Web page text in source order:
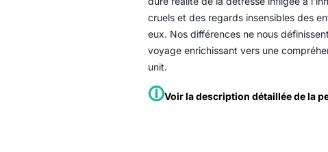
cruels et des regards insensibles des
eux. Nos différences ne nous
voyage enrichissant vers une
unit.
🛈Voir la description détaillée de la